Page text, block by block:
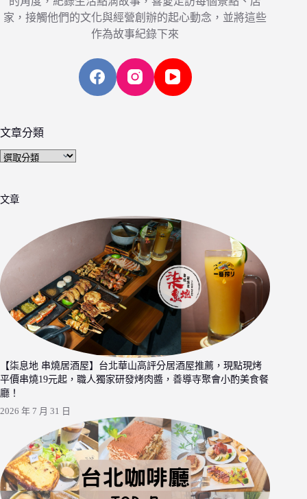
家，接觸他們的文化與經營創辦的起心動念，並將這些
作為故事紀錄下來
文章分類
文
類
文章
【柒息地 串燒居酒屋】台北華山高評分居酒屋推薦，現點現烤
平價串燒19元起，職人獨家研發烤肉醬，善導寺聚會小酌美食餐
廳！
2026 年 7 月 31 日